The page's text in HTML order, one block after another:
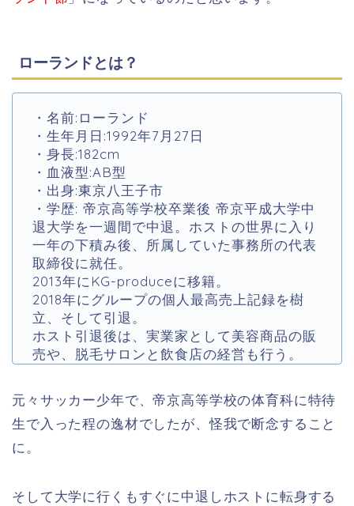
ローランドとは？
・名前:ローランド
・生年月日:1992年7月27日
・身長:182cm
・血液型:AB型
・出身:東京八王子市
・学歴: 帝京高等学校卒業後 帝京平成大学中
退大学を一週間で中退。ホストの世界に入り
一年の下積み後、所属していた事務所の代表
取締役に就任。
2013年にKG-produceに移籍。
2018年にグループの個人最高売上記録を樹
立、そして引退。
ホスト引退後は、実業家として美容商品の販
売や、脱毛サロンと飲食店の経営も行う。
元々サッカー少年で、帝京高等学校の体育科に特待
生で入った程の逸材でしたが、怪我で断念すること
に。
そして大学に行くもすぐに中退しホストに転身する